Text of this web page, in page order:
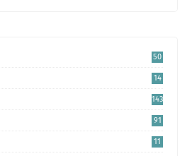
50
14
143
91
11